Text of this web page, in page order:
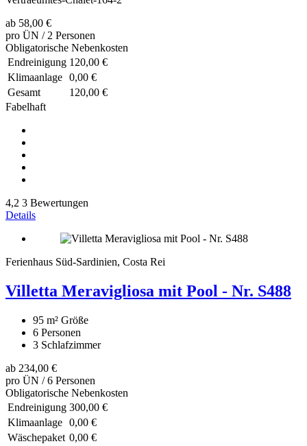
ab 58,00 €
pro ÜN / 2 Personen
Obligatorische Nebenkosten
Endreinigung 120,00 €
Klimaanlage 0,00 €
Gesamt
120,00 €
Fabelhaft
4,2 3 Bewertungen
Details
Ferienhaus Süd-Sardinien, Costa Rei
Villetta Meravigliosa mit Pool - Nr. S488
95 m² Größe
6 Personen
3 Schlafzimmer
ab 234,00 €
pro ÜN / 6 Personen
Obligatorische Nebenkosten
Endreinigung 300,00 €
Klimaanlage 0,00 €
Wäschepaket 0,00 €